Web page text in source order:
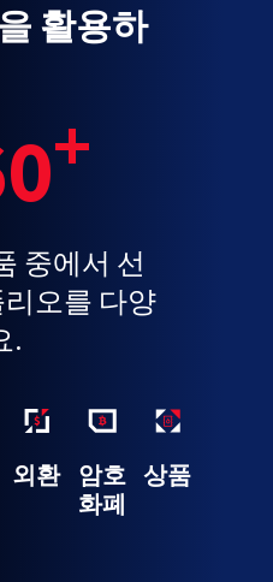
활용하
+
중에서 선
오를 다양
.
외환
암호
화폐
상품